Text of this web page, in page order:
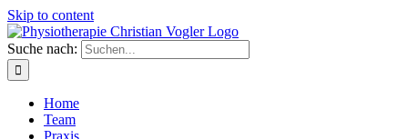
Skip to content
Suche nach:
Home
Team
Praxis